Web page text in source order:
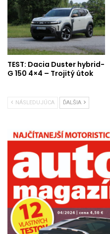
TEST: Dacia Duster hybrid-
G 150 4×4 – Trojitý útok
NÁSLEDUJÚCA ĎALŠIA